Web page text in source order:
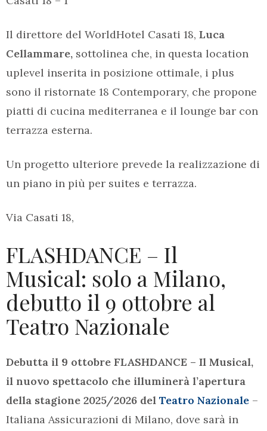
Il direttore del WorldHotel Casati 18, Luca
Cellammare, sottolinea che, in questa location
uplevel inserita in posizione ottimale, i plus
sono il ristornate 18 Contemporary, che propone
piatti di cucina mediterranea e il lounge bar con
terrazza esterna.
Un progetto ulteriore prevede la realizzazione di
un piano in più per suites e terrazza.
Via Casati 18,
FLASHDANCE – Il
Musical: solo a Milano,
debutto il 9 ottobre al
Teatro Nazionale
Debutta il 9 ottobre FLASHDANCE – Il Musical,
il nuovo spettacolo che illuminerà l’apertura
della stagione 2025/2026 del Teatro Nazionale –
Italiana Assicurazioni di Milano, dove sarà in